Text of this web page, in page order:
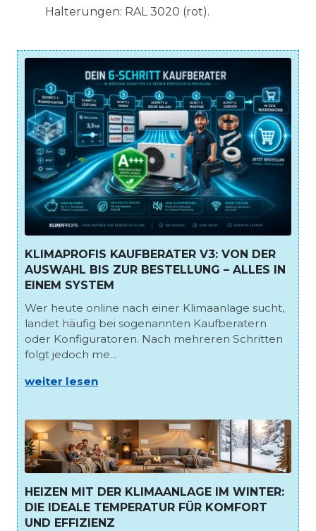
Halterungen: RAL 3020 (rot).
KLIMAPROFIS KAUFBERATER V3: VON DER
AUSWAHL BIS ZUR BESTELLUNG – ALLES IN
EINEM SYSTEM
Wer heute online nach einer Klimaanlage sucht,
landet häufig bei sogenannten Kaufberatern
oder Konfiguratoren. Nach mehreren Schritten
folgt jedoch me...
weiter lesen
HEIZEN MIT DER KLIMAANLAGE IM WINTER:
DIE IDEALE TEMPERATUR FÜR KOMFORT
UND EFFIZIENZ